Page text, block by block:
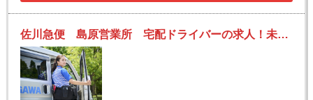
佐川急便 島原営業所 宅配ドライバーの求人！未経験歓迎！先輩たちがサポートします♪